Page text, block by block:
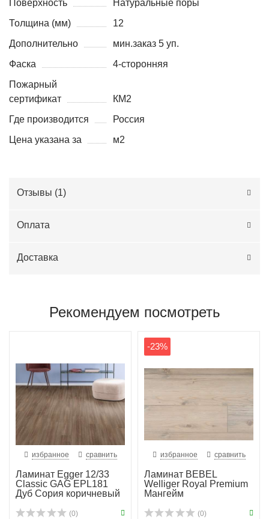
Поверхность
Натуральные поры
Толщина (мм)
12
Дополнительно
мин.заказ 5 уп.
Фаска
4-сторонняя
Пожарный
сертификат
КМ2
Где производится
Россия
Цена указана за
м2
Отзывы (1)
Оплата
Доставка
Рекомендуем посмотреть
избранное сравнить
Ламинат Egger 12/33
Classic GAG EPL181
Дуб Сория коричневый
(0)
-23%
избранное сравнить
Ламинат BEBEL
Welliger Royal Premium
Мангейм
(0)